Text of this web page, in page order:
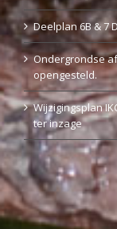
Deelplan 6B & 7
Ondergrondse
opengesteld.
Wijzigingsplan
ter inzage